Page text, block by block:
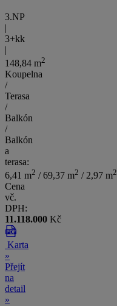
3.NP
|
3+kk
|
148,84 m2
Koupelna
/
Terasa
/
Balkón
/
Balkón
a
terasa:
6,41 m2 / 69,37 m2 / 2,97 m2
Cena
vč.
DPH:
11.118.000 Kč
Karta
»
Přejít
na
detail
»